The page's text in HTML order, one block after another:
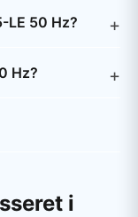
LE 50 Hz?
Hz?
i